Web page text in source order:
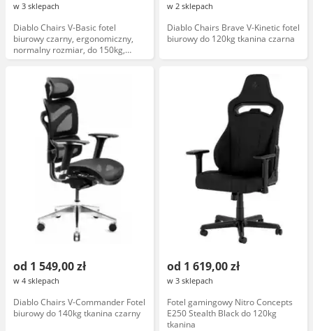
w 3 sklepach
Diablo Chairs V-Basic fotel
biurowy czarny, ergonomiczny,
normalny rozmiar, do 150kg,
tkanina
w 2 sklepach
Diablo Chairs Brave V-Kinetic fotel
biurowy do 120kg tkanina czarna
od 1 549,00 zł
w 4 sklepach
Diablo Chairs V-Commander Fotel
biurowy do 140kg tkanina czarny
od 1 619,00 zł
w 3 sklepach
Fotel gamingowy Nitro Concepts
E250 Stealth Black do 120kg
tkanina